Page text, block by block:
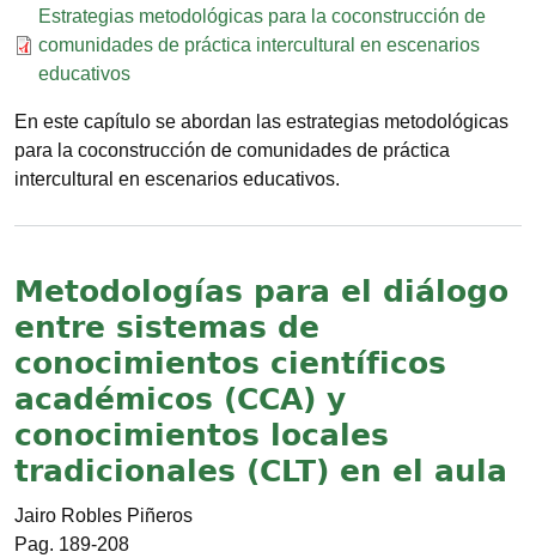
Documento
Estrategias metodológicas para la coconstrucción de
comunidades de práctica intercultural en escenarios
educativos
En este capítulo se abordan las estrategias metodológicas
para la coconstruc­ción de comunidades de práctica
intercultural en escenarios educativos.
Metodologías para el diálogo
entre sistemas de
conocimientos científicos
académicos (CCA) y
conocimientos locales
tradicionales (CLT) en el aula
Jairo Robles Piñeros
189-208